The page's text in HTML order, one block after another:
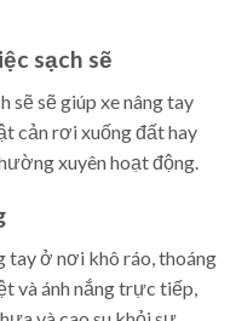
sạch sẽ
sẽ sẽ giúp xe nâng tay
cản rơi xuống đất hay
xuyên hoạt động.
tay ở nơi khô ráo, thoáng
và ánh nắng trực tiếp,